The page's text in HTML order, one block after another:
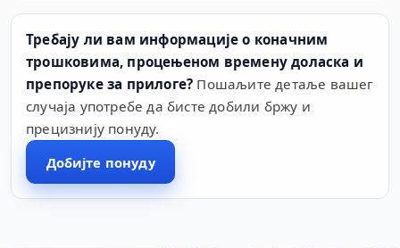
Требају ли вам информације о коначним
трошковима, процењеном времену доласка и
препоруке за прилоге? Пошаљите детаље вашег
случаја употребе да бисте добили бржу и
прецизнију понуду.
Добијте понуду